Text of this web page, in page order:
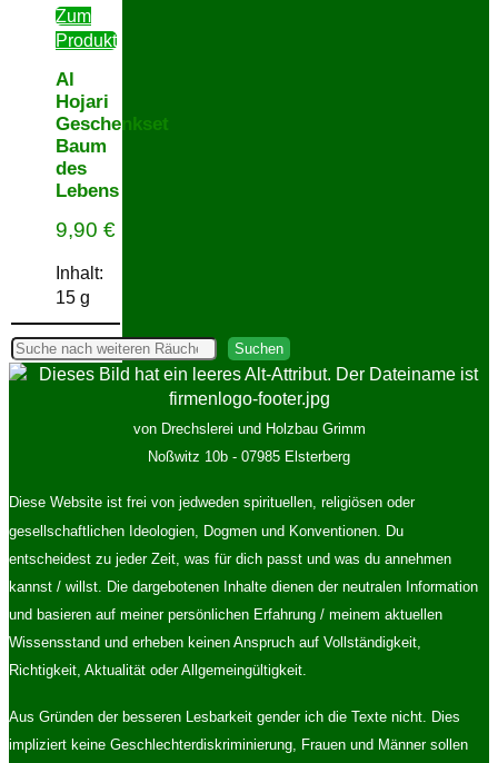
Zum
Produkt
Al
Hojari
Geschenkset
Baum
des
Lebens
9,90€
Inhalt:
15g
Suchen Suchen
von Drechslerei und Holzbau Grimm
Noßwitz 10b - 07985 Elsterberg
Diese Website ist frei von jedweden spirituellen, religiösen oder
gesellschaftlichen Ideologien, Dogmen und Konventionen. Du
entscheidest zu jeder Zeit, was für dich passt und was du annehmen
kannst / willst. Die dargebotenen Inhalte dienen der neutralen Information
und basieren auf meiner persönlichen Erfahrung / meinem aktuellen
Wissensstand und erheben keinen Anspruch auf Vollständigkeit,
Richtigkeit, Aktualität oder Allgemeingültigkeit.
Aus Gründen der besseren Lesbarkeit gender ich die Texte nicht. Dies
impliziert keine Geschlechterdiskriminierung, Frauen und Männer sollen